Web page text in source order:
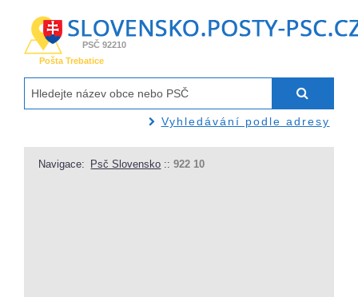
PSČ 92210
Pošta Trebatice
Vyhledávání podle adresy
Navigace: Psč Slovensko ::922 10